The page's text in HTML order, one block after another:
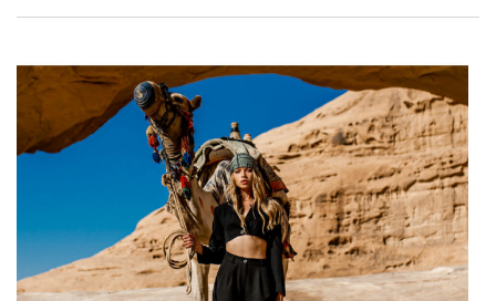
– warum eine gute Firma
kennenlernen?
Engagement, kurze Lieferzeiten und günstige Preise sind nicht
alles. Prüfen Sie, was sie imAngebothaben sollteGroßhandel
Gute Qualität
Das ist der erste Punkt, den Sie besser überprüfen sollten,
bevor Sie mit jemandem zusammenarbeiten. Es ist wichtig,